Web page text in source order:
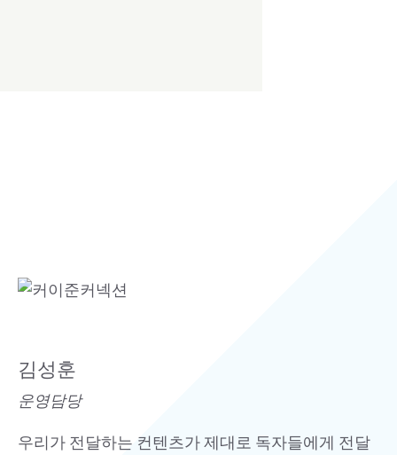
김성훈
운영담당
우리가 전달하는 컨텐츠가 제대로 독자들에게 전달